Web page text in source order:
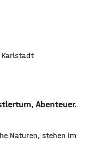
Karlstadt
Abenteuer.
Naturen, stehen im